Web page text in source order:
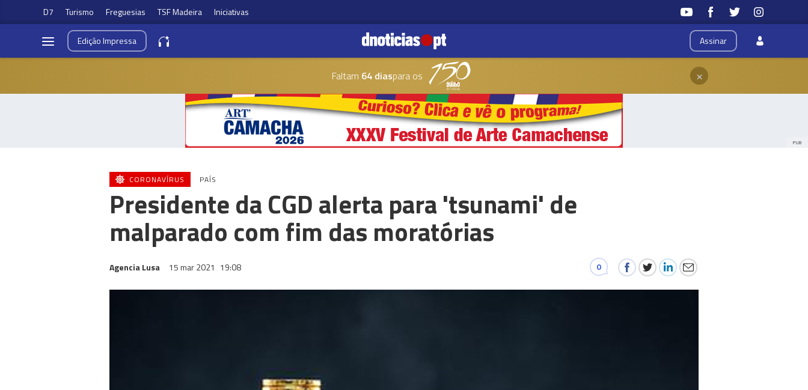
D7 Turismo Freguesias TSF Madeira Iniciativas
Assinar
EdiçãoImpressa
Faltam 64 diaspara os ×
PUB
CORONAVÍRUS PAÍS
Presidente da CGD alerta para 'tsunami' de
malparado com fim das moratórias
Agencia Lusa 15 mar 2021 19:08 0